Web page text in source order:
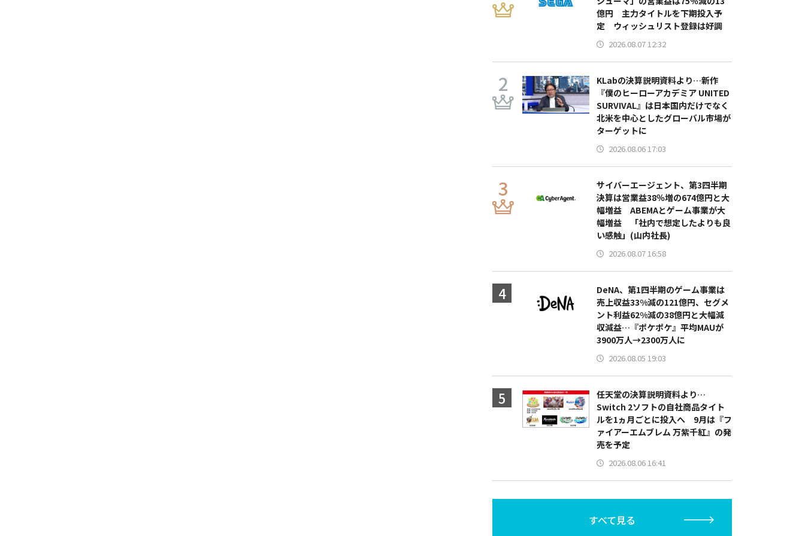
億円 主力タイトルを下期投入予
定 ウィッシュリスト登録は好調
2026.08.07 12:32
KLabの決算説明資料より…新作
『僕のヒーローアカデミア UNITED
SURVIVAL』は日本国内だけでなく
北米を中心としたグローバル市場が
ターゲットに
2026.08.06 17:03
サイバーエージェント、第3四半期
決算は営業益38％増の674億円と大
幅増益 ABEMAとゲーム事業が大
幅増益 「社内で想定したよりも良
い感触」(山内社長)
2026.08.07 16:58
DeNA、第1四半期のゲーム事業は
売上収益33%減の121億円、セグメ
ント利益62%減の38億円と大幅減
収減益…『ポケポケ』平均MAUが
3900万人→2300万人に
2026.08.05 19:03
任天堂の決算説明資料より…
Switch 2ソフトの自社商品タイト
ルを1ヵ月ごとに投入へ 9月は『フ
ァイアーエムブレム 万紫千紅』の発
売を予定
2026.08.06 16:41
すべて見る